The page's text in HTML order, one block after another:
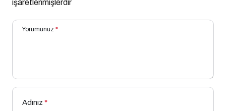
işaretlenmişlerdir
Yorumunuz *
Adınız *